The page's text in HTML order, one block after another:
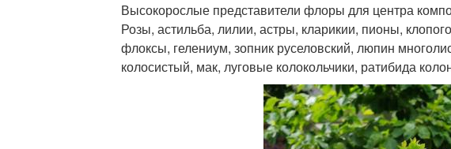
Высокорослые представители флоры для центра
Розы, астильба, лилии, астры, кларикии, пионы,
флоксы, гелениум, зопник руселовский, люпин
колосистый, мак, луговые колокольчики, ратибида